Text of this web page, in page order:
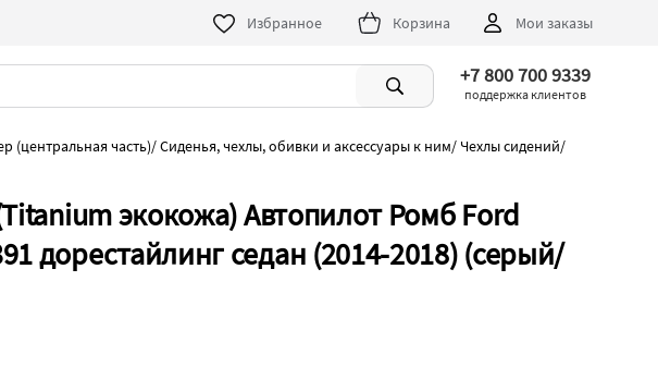
Избранное Корзина Мои заказы
+7 800 700 9339
поддержка клиентов
(центральная часть)/Сиденья, чехлы, обивки и аксессуары к ним/ Чехлы сидений/
экокожа) Автопилот Ромб Ford
дорестайлинг седан (2014-2018) (серый/